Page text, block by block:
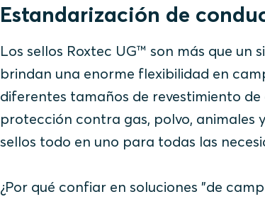
Estandarización de
Los sellos Roxtec UG™ son más que
brindan una enorme flexibilidad en
diferentes tamaños de revestimiento
protección contra gas, polvo, animales
sellos todo en uno para todas las
¿Por qué confiar en soluciones "de